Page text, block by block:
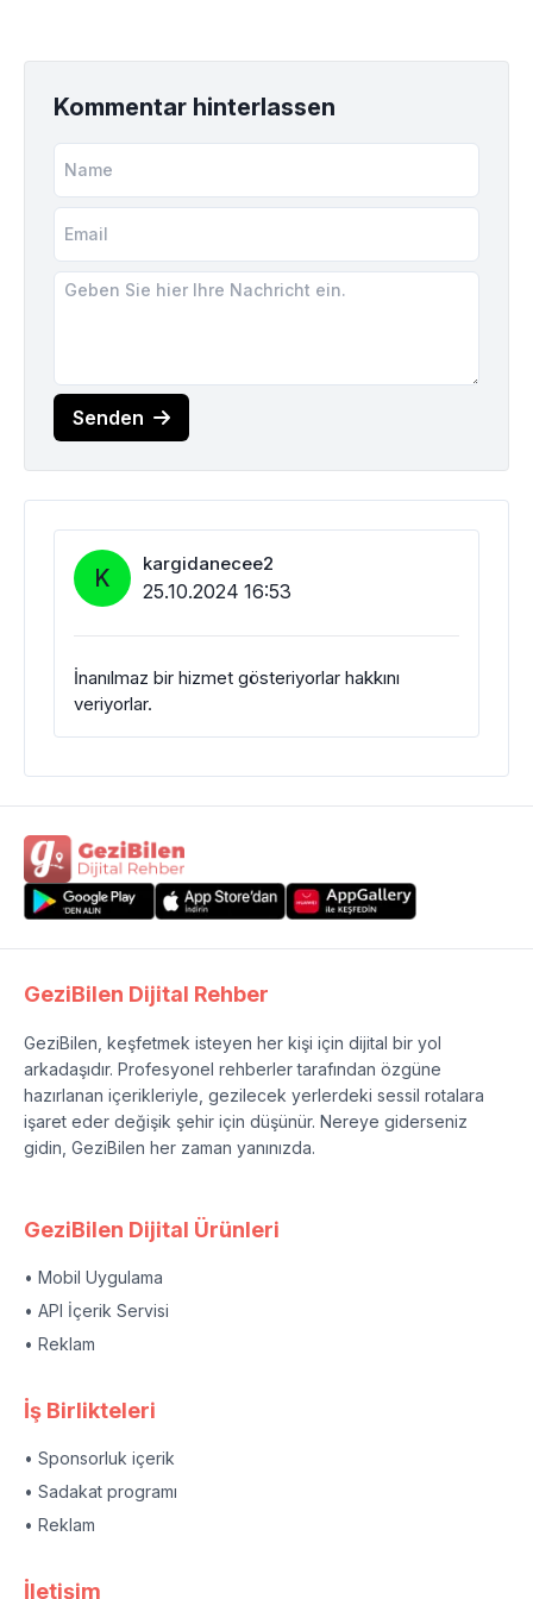
Kommentar hinterlassen
Senden
K kargidanecee2
25.10.2024 16:53
İnanılmaz bir hizmet gösteriyorlar hakkını
veriyorlar.
GeziBilen Dijital Rehber
GeziBilen, keşfetmek isteyen her kişi için dijital bir yol
arkadaşıdır. Profesyonel rehberler tarafından özgüne
hazırlanan içerikleriyle, gezilecek yerlerdeki sessil rotalara
işaret eder değişik şehir için düşünür. Nereye giderseniz
gidin, GeziBilen her zaman yanınızda.
GeziBilen Dijital Ürünleri
• Mobil Uygulama
• API İçerik Servisi
• Reklam
İş Birlikteleri
• Sponsorluk içerik
• Sadakat programı
• Reklam
İletişim